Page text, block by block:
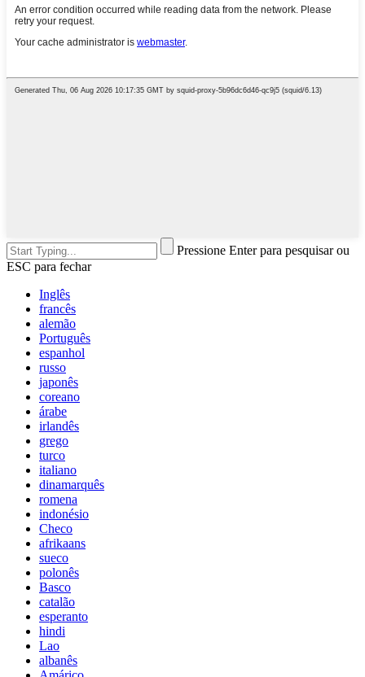
Pressione Enter para pesquisar ou
ESC para fechar
Inglês
francês
alemão
Português
espanhol
russo
japonês
coreano
árabe
irlandês
grego
turco
italiano
dinamarquês
romena
indonésio
Checo
afrikaans
sueco
polonês
Basco
catalão
esperanto
hindi
Lao
albanês